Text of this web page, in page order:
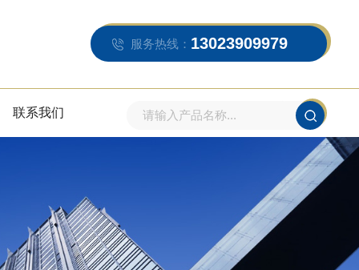
服务热线： 13023909979
联系我们